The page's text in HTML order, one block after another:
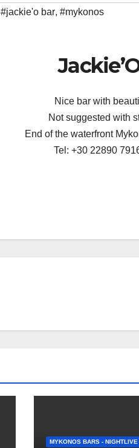
#jackie'o bar, #mykonos
Nice bar with
Not suggested with
End of the waterfront
Tel: +30 22890
MYKONOS BARS - NIGHTLIVE